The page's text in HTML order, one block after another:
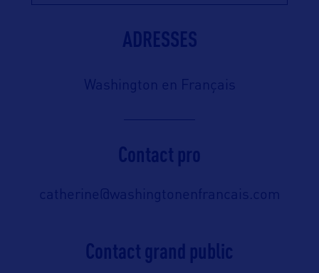
ADRESSES
Washington en Français
Contact pro
catherine@washingtonenfrancais.com
Contact grand public